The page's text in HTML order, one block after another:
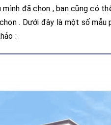
đã chọn , bạn cũng có
. Dưới đây là một số mẫu
: